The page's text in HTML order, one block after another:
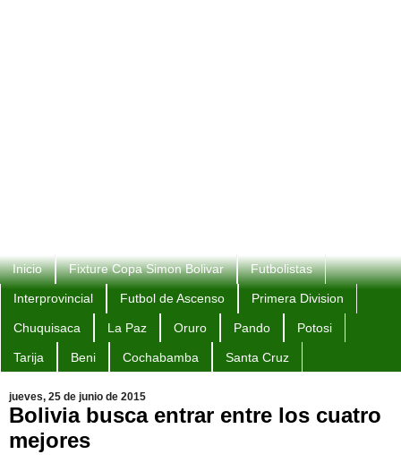
Inicio Fixture Copa Simon Bolivar Futbolistas
Interprovincial Futbol de Ascenso Primera Division
Chuquisaca La Paz Oruro Pando Potosi
Tarija Beni Cochabamba Santa Cruz
jueves, 25 de junio de 2015
Bolivia busca entrar entre los cuatro
mejores